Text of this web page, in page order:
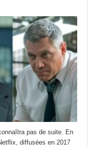
pas de suite. En
diffusées en 2017